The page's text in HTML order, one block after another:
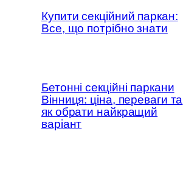
Купити секційний паркан:
Все, що потрібно знати
Бетонні секційні паркани
Вінниця: ціна, переваги та
як обрати найкращий
варіант